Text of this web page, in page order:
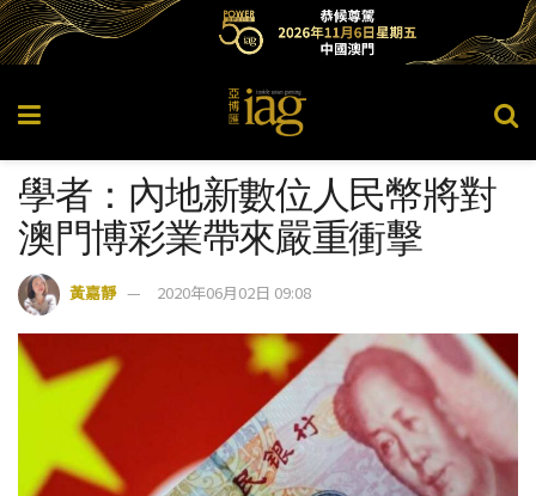
學者：內地新數位人民幣將對
澳門博彩業帶來嚴重衝擊
黃嘉靜 2020年06月02日 09:08